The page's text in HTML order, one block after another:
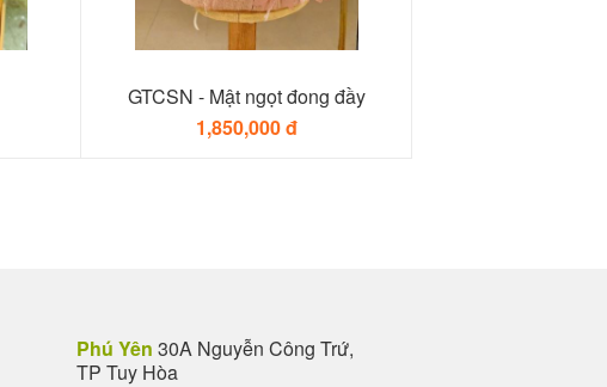
GTCSN - Mật ngọt đong đầy
1,850,000 đ
Phú Yên 30A Nguyễn Công Trứ,
TP Tuy Hòa